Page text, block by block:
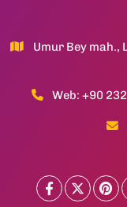
Umur Bey mah.,
Web: +90